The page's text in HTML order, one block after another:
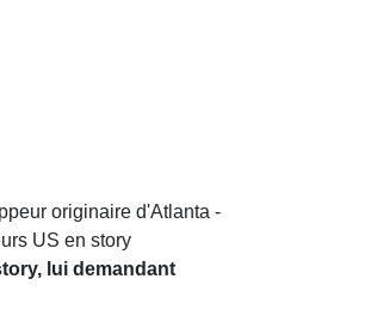
originaire d'Atlanta -
US en story
lui demandant